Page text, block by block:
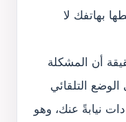
بهاتفك لا
أن المشكلة
التلقائي
نيابةً عنك، وهو